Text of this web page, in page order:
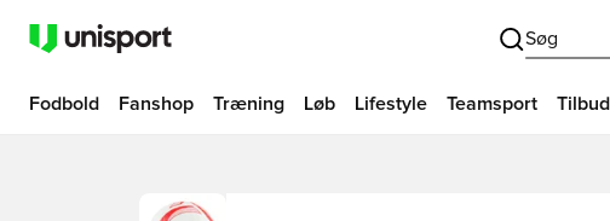
Søg
Fodbold Fanshop Træning Løb Lifestyle Teamsport Tilbud